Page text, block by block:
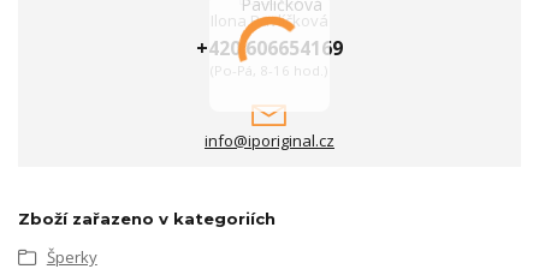
Ilona Pavlíčková
+420 606654169
(Po-Pá, 8-16 hod.)
info@iporiginal.cz
Zboží zařazeno v kategoriích
Šperky